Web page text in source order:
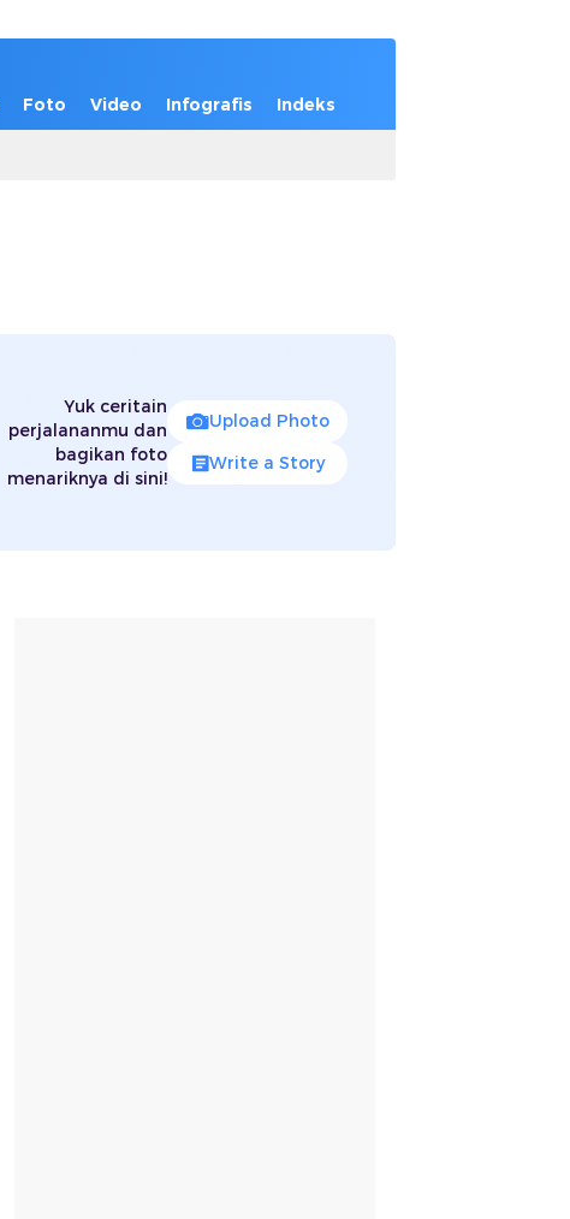
Foto Video Infografis Indeks
Yuk ceritain
perjalananmu dan
bagikan foto
menariknya di sini!
Upload Photo
Write a Story